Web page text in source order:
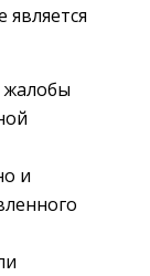
жалобы
и